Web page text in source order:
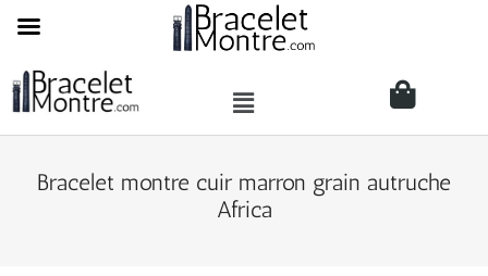
Bracelet montre cuir marron grain autruche
Africa